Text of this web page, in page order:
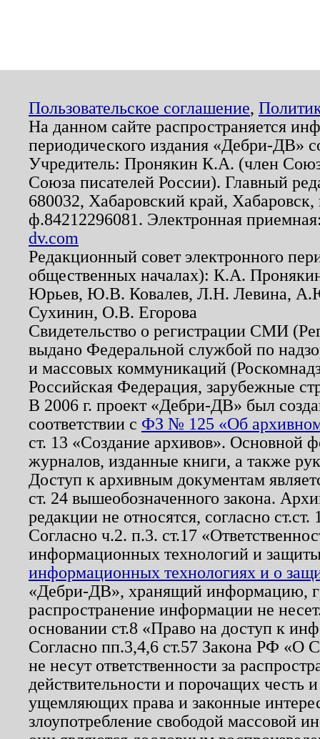
Пользовательское соглашение,
На данном сайте распространяется
периодического издания «Дебри-ДВ»
Учредитель: Пронякин К.А. (член
Союза писателей России). Главный
680032, Хабаровский край,
ф.84212296081. Электронная
dv.com
Редакционный совет электронного
общественных началах): К.А.
Юрьев, Ю.В. Ковалев, Л.Н. Левина,
Сухинин, О.В. Егорова
Свидетельство о регистрации СМИ
выдано Федеральной службой по
и массовых коммуникаций
Российская Федерация, зарубежные
В 2006 г. проект «Дебри-ДВ» был
соответствии с ФЗ № 125 «Об
ст. 13 «Создание архивов». Основной
журналов, изданные книги, а также
Доступ к архивным документам
ст. 24 вышеобозначенного закона.
редакции не относятся, согласно
Согласно ч.2. п.3. ст.17
информационных технологий и
информационных технологиях и о
«Дебри-ДВ», хранящий информацию,
распространение информации не
основании ст.8 «Право на доступ к
Согласно пп.3,4,6 ст.57 Закона РФ «О
не несут ответственности за
действительности и порочащих честь
ущемляющих права и законные
злоупотребление свободой массовой